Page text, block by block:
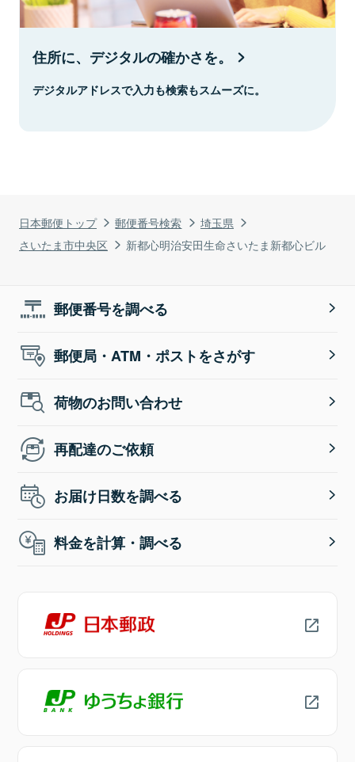
日本郵便トップ 郵便番号検索
埼玉県
さいたま市中央区
新都心明治安田生命さいたま新都心ビル
住所に、デジタルの確かさを。
デジタルアドレスで入力も検索もスムーズに。
郵便番号を調べる
郵便局・ATM・ポストをさがす
荷物のお問い合わせ
再配達のご依頼
お届け日数を調べる
料金を計算・調べる